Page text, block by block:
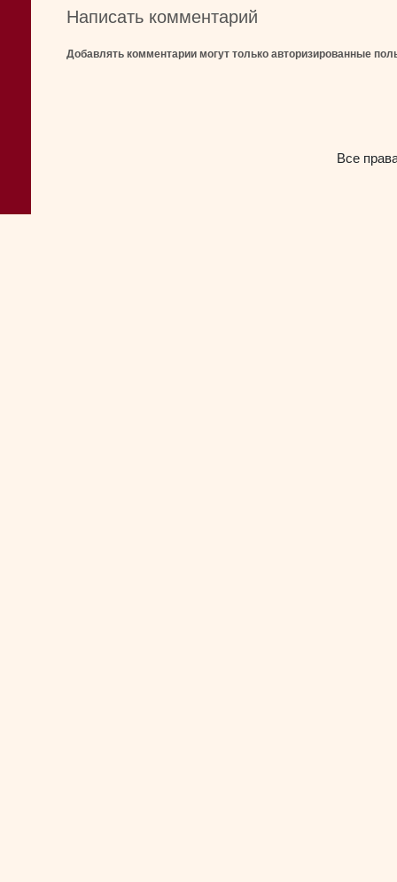
Написать комментарий
Добавлять комментарии могут только авторизированные
Все